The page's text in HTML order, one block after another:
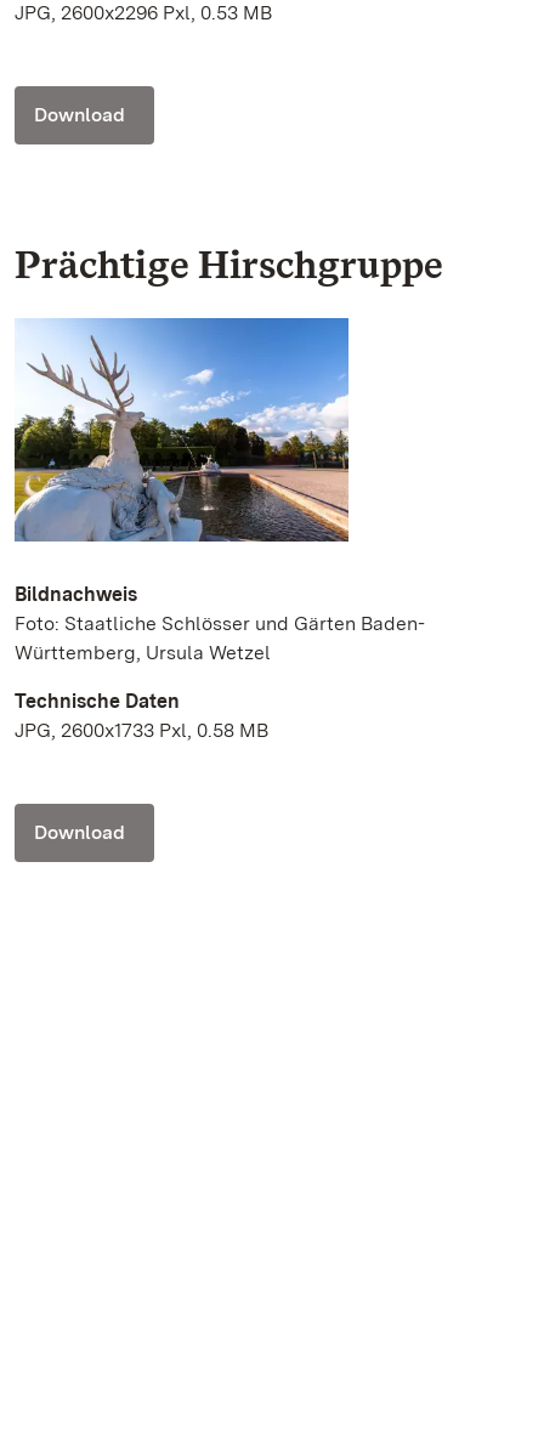
JPG, 2600x2296 Pxl, 0.53 MB
Download
Prächtige Hirschgruppe
Bildnachweis
Foto: Staatliche Schlösser und Gärten Baden-
Württemberg, Ursula Wetzel
Technische Daten
JPG, 2600x1733 Pxl, 0.58 MB
Download